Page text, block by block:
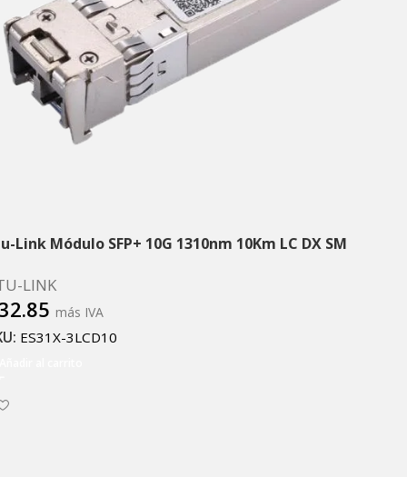
Link Módulo SFP+ 10G 1310nm 10Km LC DX SM
LINK
más IVA
ES31X-3LCD10